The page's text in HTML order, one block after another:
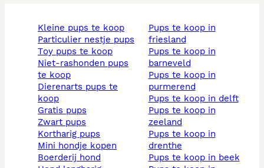
kleine pups te koop
particulier nestje pups
toy pups te koop
niet-rashonden pups
te koop
dierenarts pups te
koop
gratis pups
zwart pups
kortharig pups
mini hondje kopen
boerderij hond
pups te koop in
friesland
pups te koop in
barneveld
pups te koop in
purmerend
pups te koop in delft
pups te koop in
zeeland
pups te koop in
drenthe
pups te koop in beek